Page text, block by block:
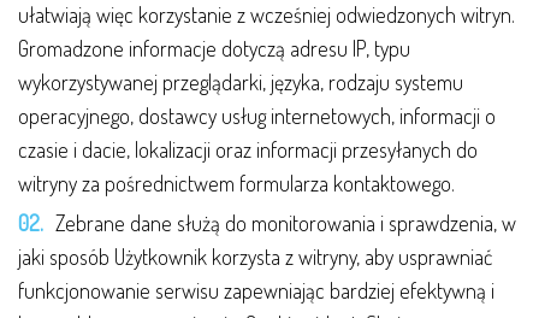
ułatwiają więc korzystanie z wcześniej odwiedzonych witryn.
Gromadzone informacje dotyczą adresu IP, typu
wykorzystywanej przeglądarki, języka, rodzaju systemu
operacyjnego, dostawcy usług internetowych, informacji o
czasie i dacie, lokalizacji oraz informacji przesyłanych do
witryny za pośrednictwem formularza kontaktowego.
Zebrane dane służą do monitorowania i sprawdzenia, w
jaki sposób Użytkownik korzysta z witryny, aby usprawniać
funkcjonowanie serwisu zapewniając bardziej efektywną i